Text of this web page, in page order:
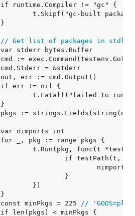
// Get list of packages in
	const minPkgs = 225
//